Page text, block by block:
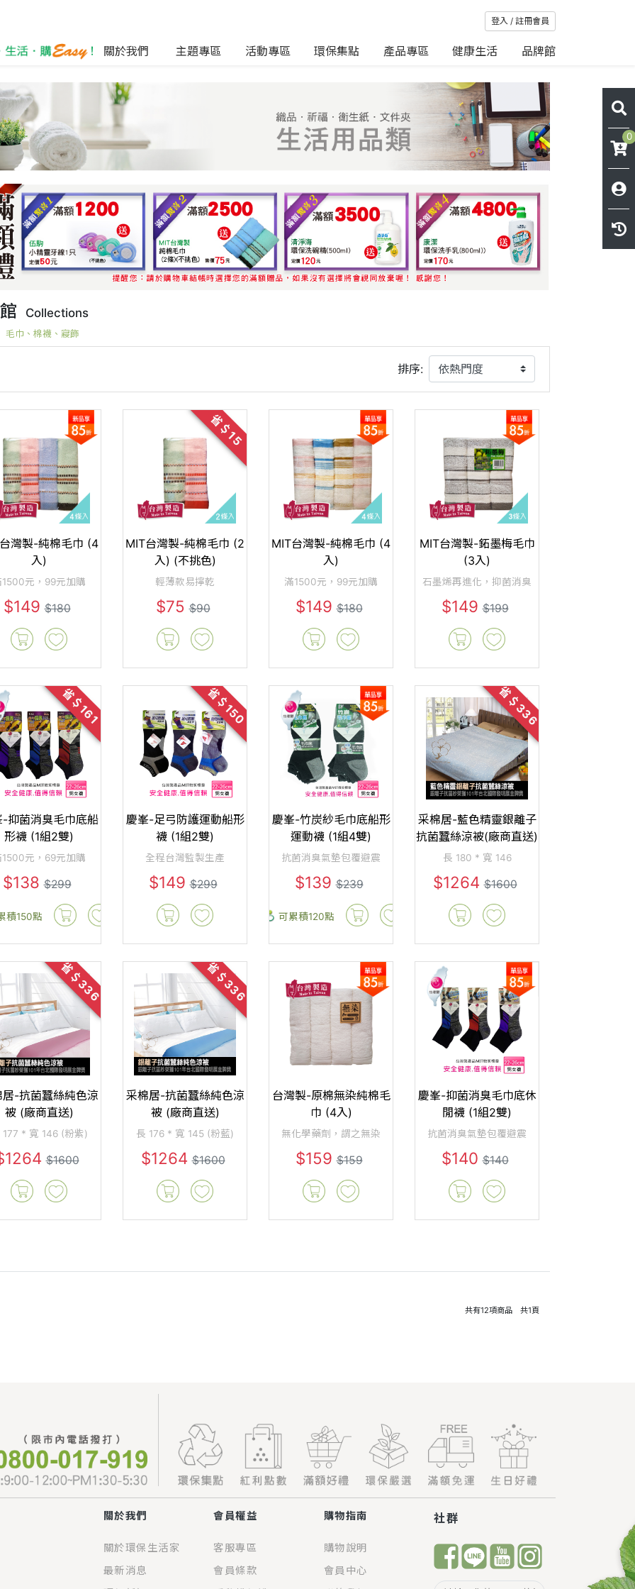
登入 / 註冊會員
關於我們 主題專區 活動專區 環保集點 產品專區 健康生活 品牌館
0
Collections
毛巾、棉襪、寢飾
排序:
灣製-純棉毛巾 (4
入)
1500元，99元加購
$149$180
省＄15
MIT台灣製-純棉毛巾 (2
入) (不挑色)
輕薄款易擰乾
$75$90
MIT台灣製-純棉毛巾 (4
入)
滿1500元，99元加購
$149$180
MIT台灣製-鉐墨梅毛巾
(3入)
石墨烯再進化，抑菌消臭
$149$199
省＄161
-抑菌消臭毛巾底船
形襪 (1組2雙)
1500元，69元加購
$138$299
積150點
省＄150
慶峯-足弓防護運動船形
襪 (1組2雙)
全程台灣監製生產
$149$299
慶峯-竹炭紗毛巾底船形
運動襪 (1組4雙)
抗菌消臭氣墊包覆避震
$139$239
可累積120點
省＄336
采棉居-藍色精靈銀離子
抗菌蠶絲涼被(廠商直送)
長 180 * 寬 146
$1264$1600
省＄336
-抗菌蠶絲純色涼
被 (廠商直送)
177 * 寬 146 (粉紫)
$1600
省＄336
采棉居-抗菌蠶絲純色涼
被 (廠商直送)
長 176 * 寬 145 (粉藍)
$1264$1600
台灣製-原棉無染純棉毛
巾 (4入)
無化學藥劑，謂之無染
$159$159
慶峯-抑菌消臭毛巾底休
閒襪 (1組2雙)
抗菌消臭氣墊包覆避震
$140$140
共有12項商品 共1頁
關於我們
關於環保生活家
最新消息
會員權益
客服專區
會員條款
購物指南
購物說明
會員中心
社群